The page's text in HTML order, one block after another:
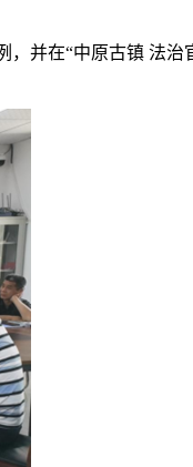
并在“中原古镇 法治